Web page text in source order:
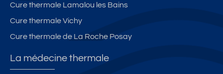
Cure thermale Lamalou les Bains
Cure thermale Vichy
Cure thermale de La Roche Posay
La médecine thermale